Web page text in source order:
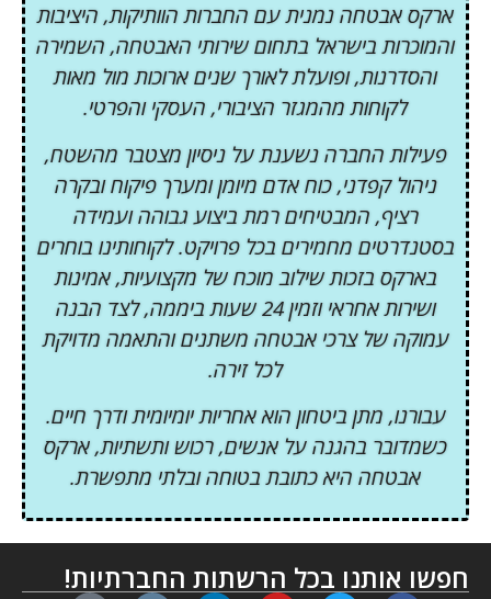
ארקס אבטחה נמנית עם החברות הוותיקות, היציבות
והמוכרות בישראל בתחום שירותי האבטחה, השמירה
והסדרנות, ופועלת לאורך שנים ארוכות מול מאות
לקוחות מהמגזר הציבורי, העסקי והפרטי.
פעילות החברה נשענת על ניסיון מצטבר מהשטח,
ניהול קפדני, כוח אדם מיומן ומערך פיקוח ובקרה
רציף, המבטיחים רמת ביצוע גבוהה ועמידה
בסטנדרטים מחמירים בכל פרויקט. לקוחותינו בוחרים
בארקס בזכות שילוב מוכח של מקצועיות, אמינות
ושירות אחראי וזמין 24 שעות ביממה, לצד הבנה
עמוקה של צרכי אבטחה משתנים והתאמה מדויקת
לכל זירה.
עבורנו, מתן ביטחון הוא אחריות יומיומית ודרך חיים.
כשמדובר בהגנה על אנשים, רכוש ותשתיות, ארקס
אבטחה היא כתובת בטוחה ובלתי מתפשרת.
חפשו אותנו בכל הרשתות החברתיות!